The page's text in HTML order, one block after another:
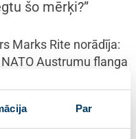
Par
šo mērķi?”
Marks Rite norādīja:
Austrumu flanga
Somijas, drošību.
ir nemitīgi jādod